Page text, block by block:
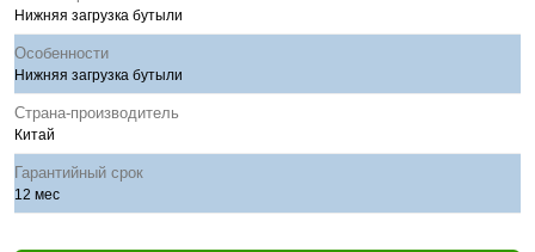
Нижняя загрузка бутыли
Особенности
Нижняя загрузка бутыли
Страна-производитель
Китай
Гарантийный срок
12 мес